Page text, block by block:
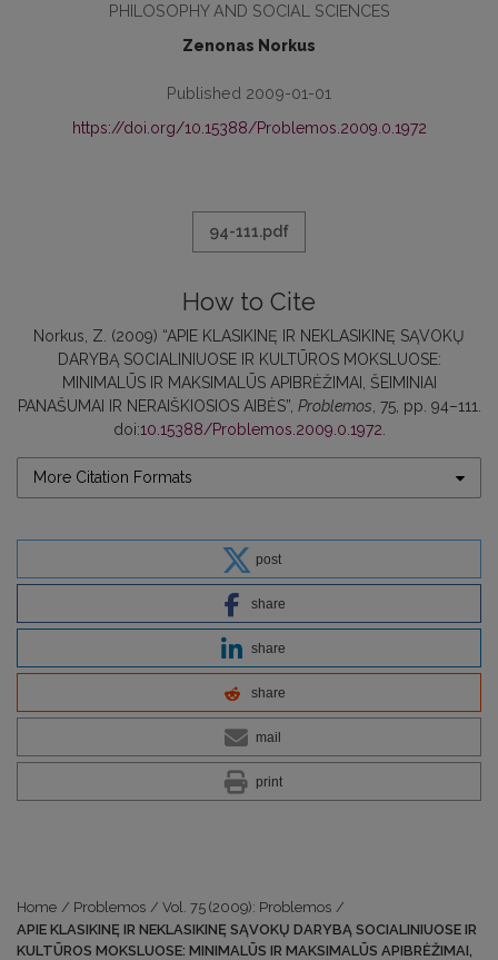
PHILOSOPHY AND SOCIAL SCIENCES
Zenonas Norkus
Published 2009-01-01
https://doi.org/10.15388/Problemos.2009.0.1972
94-111.pdf
How to Cite
Norkus, Z. (2009) “APIE KLASIKINĘ IR NEKLASIKINĘ SĄVOKŲ
DARYBĄ SOCIALINIUOSE IR KULTŪROS MOKSLUOSE:
MINIMALŪS IR MAKSIMALŪS APIBRĖŽIMAI, ŠEIMINIAI
PANAŠUMAI IR NERAIŠKIOSIOS AIBĖS”, Problemos , 75, pp. 94–111.
doi:10.15388/Problemos.2009.0.1972
More Citation Formats
post
share
share
share
mail
print
Home / Problemos / Vol. 75 (2009): Problemos /
APIE KLASIKINĘ IR NEKLASIKINĘ SĄVOKŲ DARYBĄ SOCIALINIUOSE IR
KULTŪROS MOKSLUOSE: MINIMALŪS IR MAKSIMALŪS APIBRĖŽIMAI,